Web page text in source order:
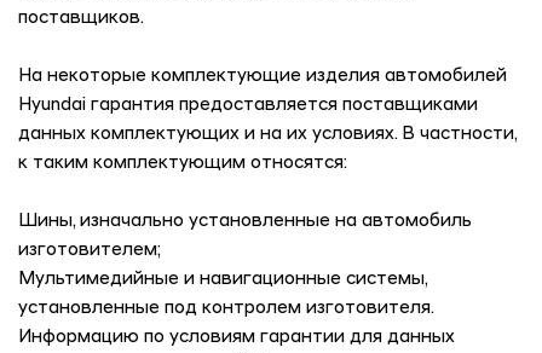
поставщиков.
На некоторые комплектующие изделия автомобилей
Hyundai гарантия предоставляется поставщиками
данных комплектующих и на их условиях. В частности,
к таким комплектующим относятся:
Шины, изначально установленные на автомобиль
изготовителем;
Мультимедийные и навигационные системы,
установленные под контролем изготовителя.
Информацию по условиям гарантии для данных